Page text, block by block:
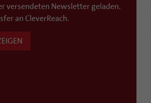
versendeten Newsletter geladen.
an CleverReach.